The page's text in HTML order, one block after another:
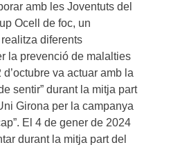
amb les Joventuts del
Ocell de foc, un
diferents
la prevenció de malalties
va actuar amb la
sentir” durant la mitja part
Girona per la campanya
El 4 de gener de 2024
durant la mitja part del